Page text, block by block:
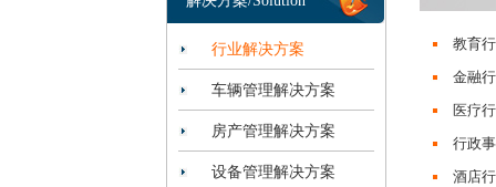
行业解决方案
车辆管理解决方案
房产管理解决方案
设备管理解决方案
教育
金融
医疗
行政
酒店